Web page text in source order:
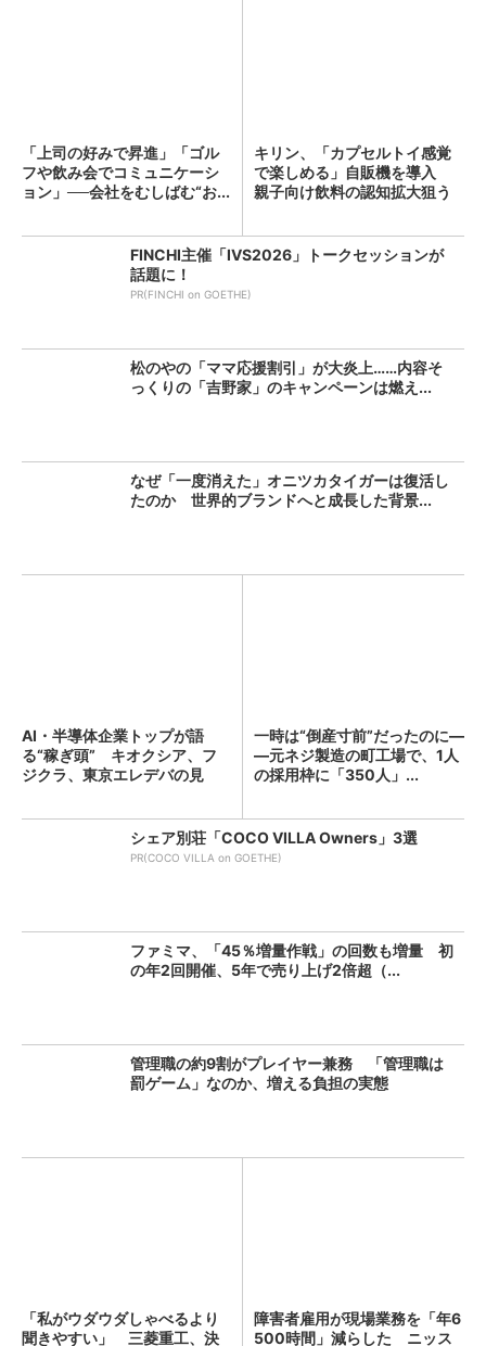
「上司の好みで昇進」「ゴル
フや飲み会でコミュニケーシ
ョン」──会社をむしばむ“お...
キリン、「カプセルトイ感覚
で楽しめる」自販機を導入
親子向け飲料の認知拡大狙う
FINCHI主催「IVS2026」トークセッションが
話題に！
PR(FINCHI on GOETHE)
松のやの「ママ応援割引」が大炎上……内容そ
っくりの「吉野家」のキャンペーンは燃え...
なぜ「一度消えた」オニツカタイガーは復活し
たのか 世界的ブランドへと成長した背景...
AI・半導体企業トップが語
る“稼ぎ頭” キオクシア、フ
ジクラ、東京エレデバの見
一時は“倒産寸前”だったのに―
―元ネジ製造の町工場で、1人
の採用枠に「350人」...
シェア別荘「COCO VILLA Owners」3選
PR(COCO VILLA on GOETHE)
ファミマ、「45％増量作戦」の回数も増量 初
の年2回開催、5年で売り上げ2倍超（...
管理職の約9割がプレイヤー兼務 「管理職は
罰ゲーム」なのか、増える負担の実態
「私がウダウダしゃべるより
聞きやすい」 三菱重工、決
障害者雇用が現場業務を「年6
500時間」減らした ニッス